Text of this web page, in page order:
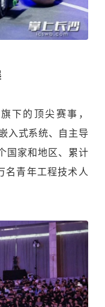
下的顶尖赛事，
入式系统、自主导
国家和地区、累计
名青年工程技术人